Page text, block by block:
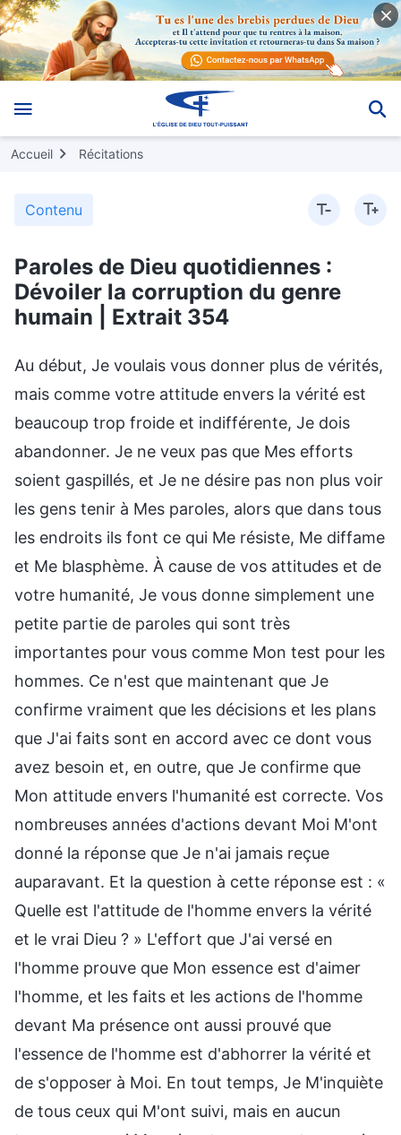
Accueil Récitations
Contenu
Paroles de Dieu quotidiennes :
Dévoiler la corruption du genre
humain | Extrait 354
Au début, Je voulais vous donner plus de vérités,
mais comme votre attitude envers la vérité est
beaucoup trop froide et indifférente, Je dois
abandonner. Je ne veux pas que Mes efforts
soient gaspillés, et Je ne désire pas non plus voir
les gens tenir à Mes paroles, alors que dans tous
les endroits ils font ce qui Me résiste, Me diffame
et Me blasphème. À cause de vos attitudes et de
votre humanité, Je vous donne simplement une
petite partie de paroles qui sont très
importantes pour vous comme Mon test pour les
hommes. Ce n'est que maintenant que Je
confirme vraiment que les décisions et les plans
que J'ai faits sont en accord avec ce dont vous
avez besoin et, en outre, que Je confirme que
Mon attitude envers l'humanité est correcte. Vos
nombreuses années d'actions devant Moi M'ont
donné la réponse que Je n'ai jamais reçue
auparavant. Et la question à cette réponse est : «
Quelle est l'attitude de l'homme envers la vérité
et le vrai Dieu ? » L'effort que J'ai versé en
l'homme prouve que Mon essence est d'aimer
l'homme, et les faits et les actions de l'homme
devant Ma présence ont aussi prouvé que
l'essence de l'homme est d'abhorrer la vérité et
de s'opposer à Moi. En tout temps, Je M'inquiète
de tous ceux qui M'ont suivi, mais en aucun